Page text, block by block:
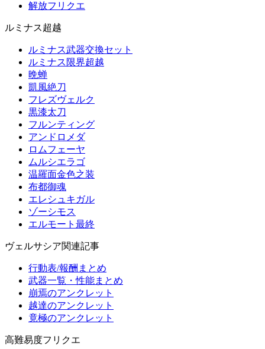
解放フリクエ
ルミナス超越
ルミナス武器交換セット
ルミナス限界超越
晩蝉
凱風絶刀
フレズヴェルク
黒漆太刀
フルンティング
アンドロメダ
ロムフェーヤ
ムルシエラゴ
温羅面金色之装
布都御魂
エレシュキガル
ゾーシモス
エルモート最終
ヴェルサシア関連記事
行動表/報酬まとめ
武器一覧・性能まとめ
崩焉のアンクレット
越達のアンクレット
竟極のアンクレット
高難易度フリクエ